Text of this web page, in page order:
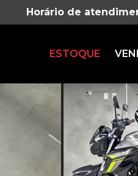
Horário de
ESTOQUE